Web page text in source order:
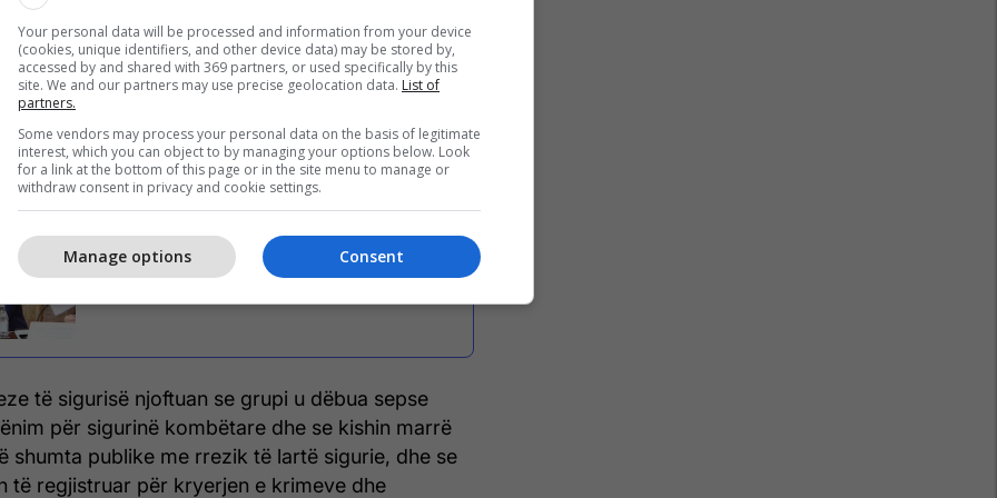
sigurie kombëtare.
marrë me qira nga agjencia e udhëtimit "Happy
shkojë në Tivat, reagon Ministria e Punëve
të Jashtme e Malit të Zi
të sigurisë njoftuan se grupi u dëbua sepse
për sigurinë kombëtare dhe se kishin marrë
shumta publike me rrezik të lartë sigurie, dhe se
të regjistruar për kryerjen e krimeve dhe
Your personal data will be processed and information from your device
(cookies, unique identifiers, and other device data) may be stored by,
accessed by and shared with 369 partners, or used specifically by this
site. We and our partners may use precise geolocation data. List of
partners.
Some vendors may process your personal data on the basis of legitimate
interest, which you can object to by managing your options below. Look
for a link at the bottom of this page or in the site menu to manage or
withdraw consent in privacy and cookie settings.
Consent
Manage options